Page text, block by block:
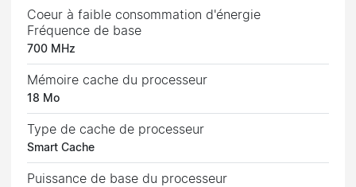
Coeur à faible consommation d'énergie
Fréquence de base
700 MHz
Mémoire cache du processeur
18 Mo
Type de cache de processeur
Smart Cache
Puissance de base du processeur